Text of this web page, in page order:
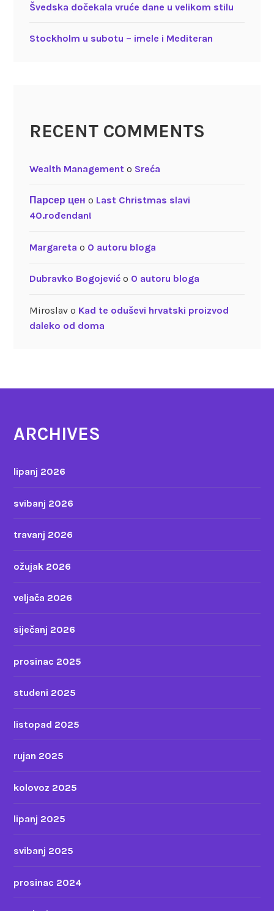
Švedska dočekala vruće dane u velikom stilu
Stockholm u subotu – imele i Mediteran
RECENT COMMENTS
Wealth Management o Sreća
Парсер цен o Last Christmas slavi
40.rođendan!
Margareta o O autoru bloga
Dubravko Bogojevićo O autoru bloga
Miroslavo Kad te oduševi hrvatski proizvod
daleko od doma
ARCHIVES
lipanj 2026
svibanj 2026
travanj 2026
ožujak 2026
veljača 2026
siječanj 2026
prosinac 2025
studeni 2025
listopad 2025
rujan 2025
kolovoz 2025
lipanj 2025
svibanj 2025
prosinac 2024